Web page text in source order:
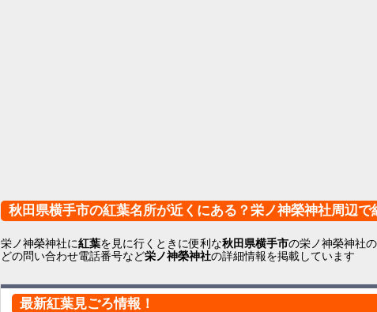
秋田県横手市の紅葉名所が近くにある？栄ノ神榮神社周辺で
栄ノ神榮神社に紅葉を見に行くときに便利な秋田県横手市の栄ノ神榮神社
どの問い合わせ電話番号など栄ノ神榮神社の詳細情報を掲載しています
最新紅葉見ごろ情報！